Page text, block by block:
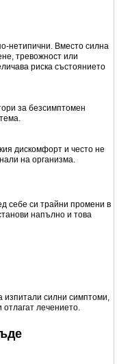
нетипични. Вместо силна
тревожност или
риска състоянието
за безсимптомен
дискомфорт и често не
на организма.
себе си трайни промени в
напълно и това
изпитали силни симптоми,
лечението.